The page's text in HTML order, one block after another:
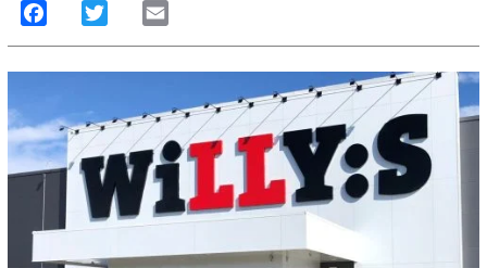
Facebook Twitter